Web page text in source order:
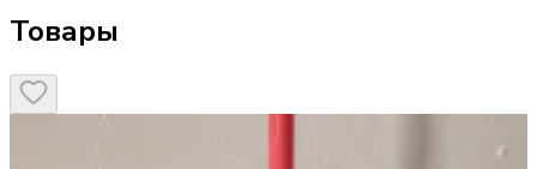
Товары